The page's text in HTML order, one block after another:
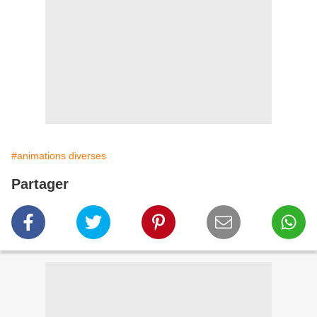
#animations diverses
Partager